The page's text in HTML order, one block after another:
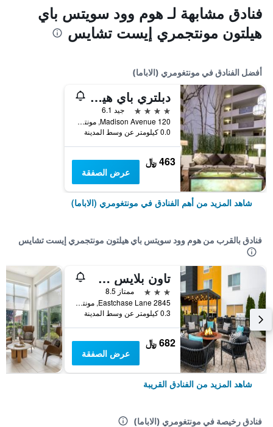
فنادق مشابهة لـ هوم وود سويتس باي
هيلتون مونتجمري إيست تشايس
أفضل الفنادق في مونتغومري (الاباما)
دبلتري باي هيلتون هوتل مونتجمري داونتاون
4 نجوم
جيد 6.1
120 Madison Avenue, مونتغومري (الاباما), AL, الولايات المتحدة الأميريكية
0.0 كيلومتر عن وسط المدينة
463 ﷼
عرض الصفقة
شاهد المزيد من أهم الفنادق في مونتغومري (الاباما)
فنادق بالقرب من هوم وود سويتس باي هيلتون مونتجمري إيست تشايس
تاون بلايس سويتس باي ماريوت مونتجومري إيست تشيس
3 نجوم
ممتاز 8.5
2845 Eastchase Lane, مونتغومري (الاباما), AL, الولايات المتحدة الأميريكية
0.3 كيلومتر عن وسط المدينة
682 ﷼
عرض الصفقة
شاهد المزيد من الفنادق القريبة
فنادق رخيصة في مونتغومري (الاباما)